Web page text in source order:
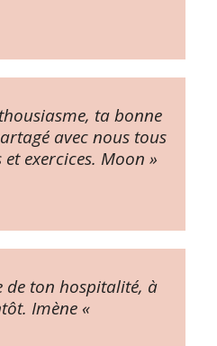
ta bonne
avec nous tous
exercices. Moon »
de ton hospitalité, à
Imène «